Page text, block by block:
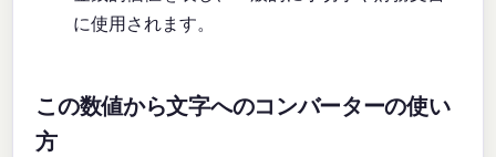
に使用されます。
この数値から文字へのコンバーターの使い
方